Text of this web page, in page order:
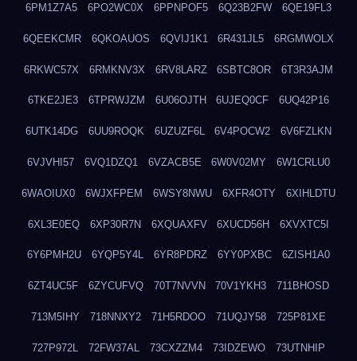
6PM1Z7A5 6PO2WC0X 6PPNPOF5 6Q23B2FW 6QE19FL3
6QEEKCMR 6QKOAUOS 6QVIJ1K1 6R431JL5 6RGMWOLX
6RKWC57X 6RMKNV3X 6RV8LARZ 6SBTC8OR 6T3R3AJM
6TKE2JE3 6TPRWJZM 6U06OJTH 6UJEQ0CF 6UQ42P16
6UTK14DG 6UU9ROQK 6UZUZF6L 6V4POCW2 6V6FZLKN
6VJVHI57 6VQ1DZQ1 6VZACB5E 6W0V02MY 6W1CRLU0
6WAOIUX0 6WJXFPEM 6WSY8NWU 6XFR4OTY 6XIHLDTU
6XL3E0EQ 6XP30R7N 6XQUAXFV 6XUCD56H 6XVXTC5I
6Y6PMH2U 6YQP5Y4L 6YR8PDRZ 6YY0PXBC 6ZISH1A0
6ZT4UC5F 6ZYCUFVQ 70T7NVVN 70V1YKH3 711BHOSD
713M5IHY 718NNXY2 71H5RDOO 71UQJY58 725P81XE
727P972L 72FW37AL 73CXZZM4 73IDZEWO 73UTNHIP